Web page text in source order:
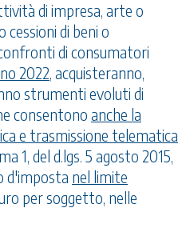
di impresa, arte o
di beni o
di consumatori
2022, acquisteranno,
strumenti evoluti di
consentono anche la
e trasmissione telematica
1, del d.lgs. 5 agosto 2015,
d'imposta nel limite
per soggetto, nelle